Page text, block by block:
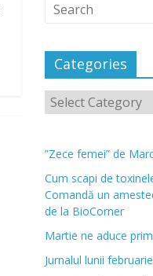
Categories
”Zece femei” de
Cum scapi de
Comandă un
de la BioCorner
Martie ne aduce
Jurnalul lunii